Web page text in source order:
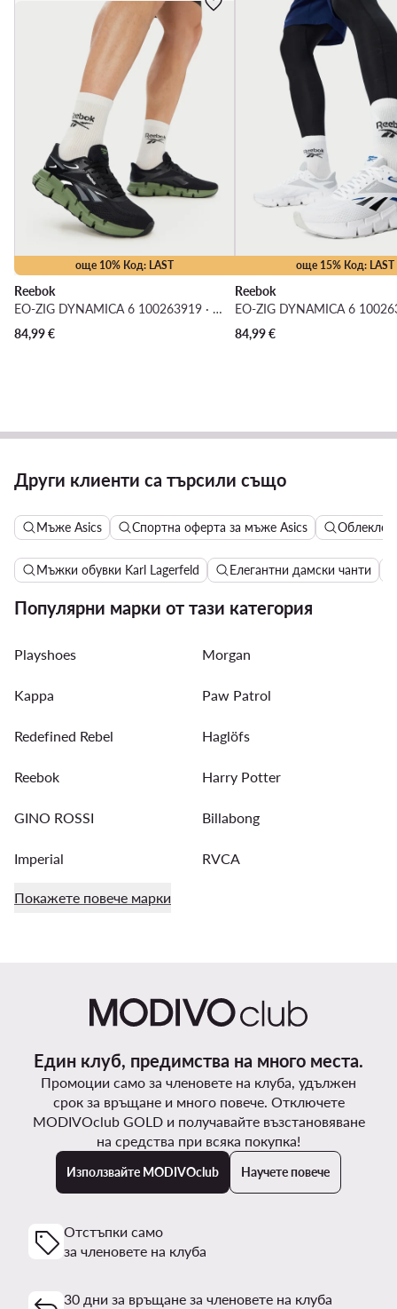
още 10% Код: LAST
Reebok
EO-ZIG DYNAMICA 6 100263919 · Маратонки за бягане
84,99€
още 15% Код: LAST
Reebok
84,99€
Други клиенти са търсили също
Мъже Asics Спортна оферта за мъже Asics Облекло,
Мъжки обувки Karl Lagerfeld Елегантни дамски чанти
Популярни марки от тази категория
Playshoes Morgan
Kappa Paw Patrol
Redefined Rebel Haglöfs
Reebok Harry Potter
GINO ROSSI Billabong
Imperial RVCA
Покажете повече марки
Един клуб, предимства на много места.
Промоции само за членовете на клуба, удължен
срок за връщане и много повече. Отключете
MODIVOclub GOLD и получавайте възстановяване
на средства при всяка покупка!
Използвайте MODIVOclub Научете повече
Отстъпки само
за членовете на клуба
30 дни за връщане за членовете на клуба